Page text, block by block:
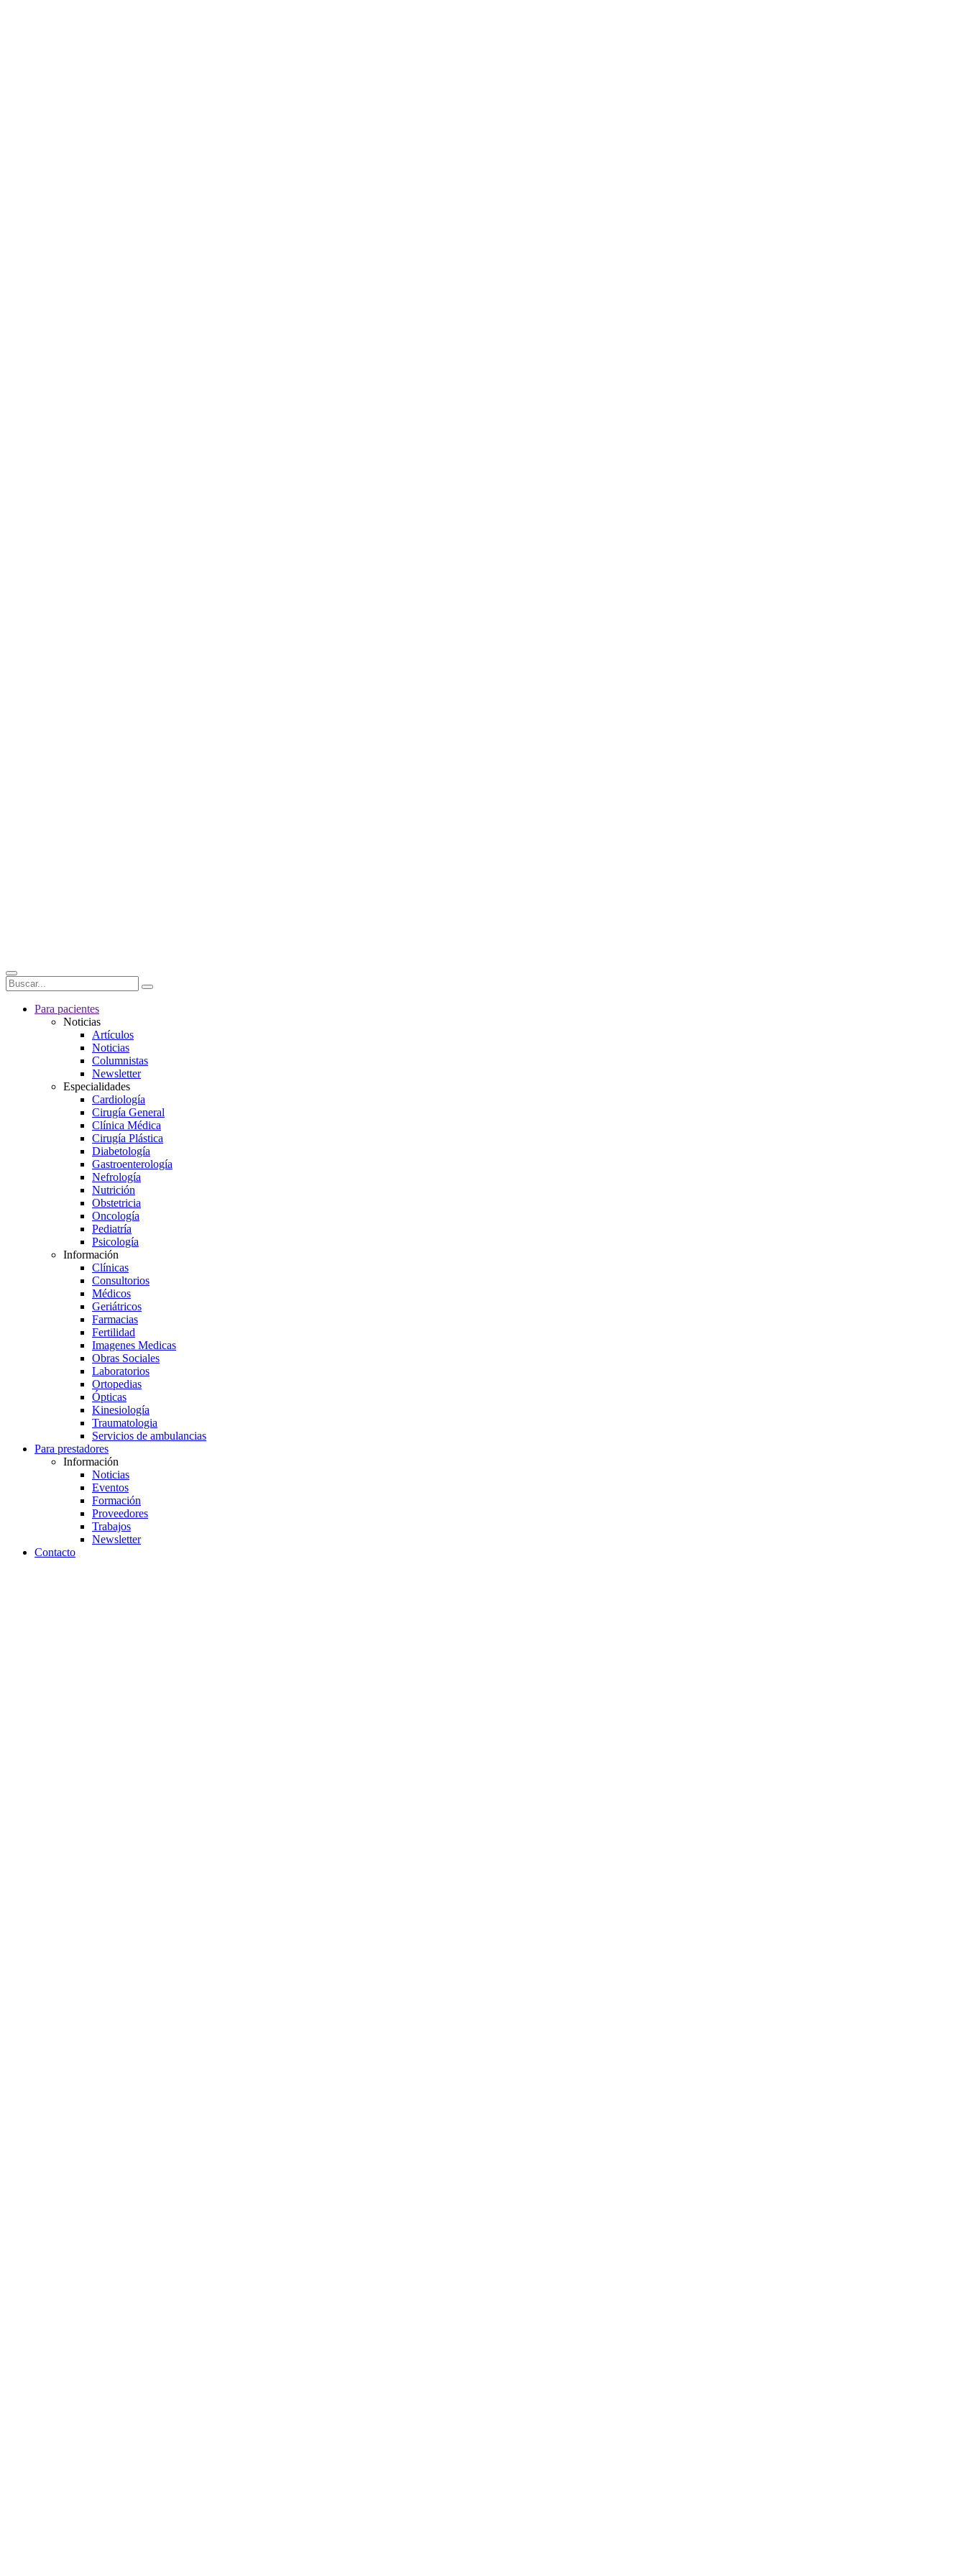
Para pacientes
Noticias
Artículos
Noticias
Columnistas
Newsletter
Especialidades
Cardiología
Cirugía General
Clínica Médica
Cirugía Plástica
Diabetología
Gastroenterología
Nefrología
Nutrición
Obstetricia
Oncología
Pediatría
Psicología
Información
Clínicas
Consultorios
Médicos
Geriátricos
Farmacias
Fertilidad
Imagenes Medicas
Obras Sociales
Laboratorios
Ortopedias
Ópticas
Kinesiología
Traumatologia
Servicios de ambulancias
Para prestadores
Información
Noticias
Eventos
Formación
Proveedores
Trabajos
Newsletter
Contacto